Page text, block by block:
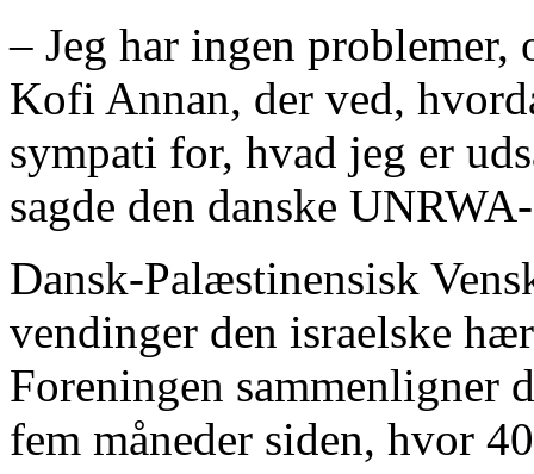
– Jeg har ingen
Kofi Annan, der ved,
sympati for, hvad jeg er
sagde den danske
Dansk-Palæstinensisk
vendinger den israelske
Foreningen sammenligner
fem måneder siden, hvor